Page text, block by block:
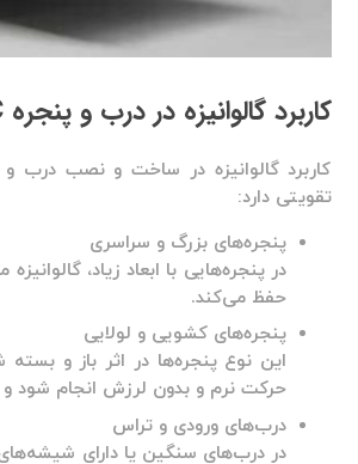
کاربرد گالوانیزه در درب و پنجره UPVC
کاربرد گالوانیزه در ساخت و نصب
تقویتی دارد:
پنجره‌های بزرگ و سراسری
در پنجره‌هایی با ابعاد زیاد،
حفظ می‌کند.
پنجره‌های کشویی و لولایی
این نوع پنجره‌ها در اثر باز و
حرکت نرم و بدون لرزش انجام شود و
درب‌های ورودی و تراس
در درب‌های سنگین یا دارای شیشه‌های